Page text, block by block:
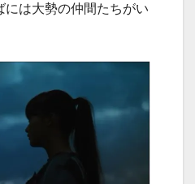
には大勢の仲間たちがい